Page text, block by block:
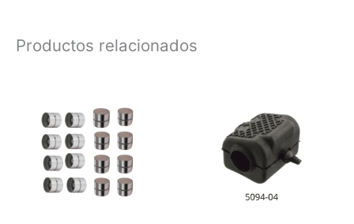
Productos relacionados